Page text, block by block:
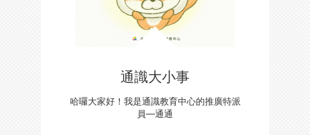
通識大小事
哈囉大家好！我是通識教育中心的推廣特派
員—通通